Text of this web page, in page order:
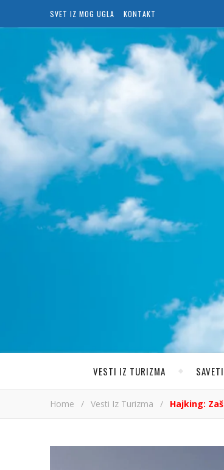
SVET IZ MOG UGLA KONTAKT
VESTI IZ TURIZMA
Home / Vesti Iz Turizma / Hajking: